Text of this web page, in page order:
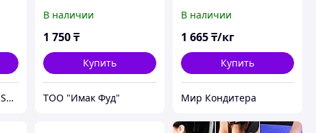
Интернет-магазин "Sarkhan & co"
В наличии
1 750 ₸
Купить
ТОО "Имак Фуд"
В наличии
1 665₸/кг
Купить
Мир Кондитера